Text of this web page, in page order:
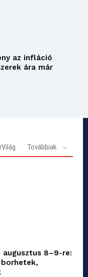
az infláció
ára már
Továbbiak
augusztus 8–9-re: